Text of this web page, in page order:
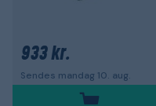
933 kr.
Sendes mandag 10. aug.